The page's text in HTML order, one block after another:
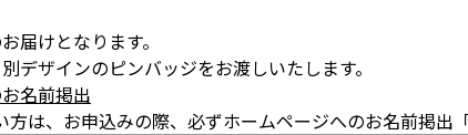
届けとなります。
デザインのピンバッジをお渡しいたします。
名前掲出
は、お申込みの際、必ずホームページへのお名前掲出